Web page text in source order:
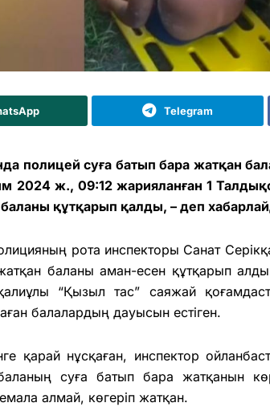
Telegram
полицей суға батып бара жатқан
2024 ж., 09:12 жарияланған 1
құтқарып қалды, – деп
рота инспекторы Санат
баланы аман-есен құтқарып
“Қызыл тас” саяжай
балалардың дауысын естіген.
қарай нұсқаған, инспектор
суға батып бара жатқанын
алмай, көгеріп жатқан.